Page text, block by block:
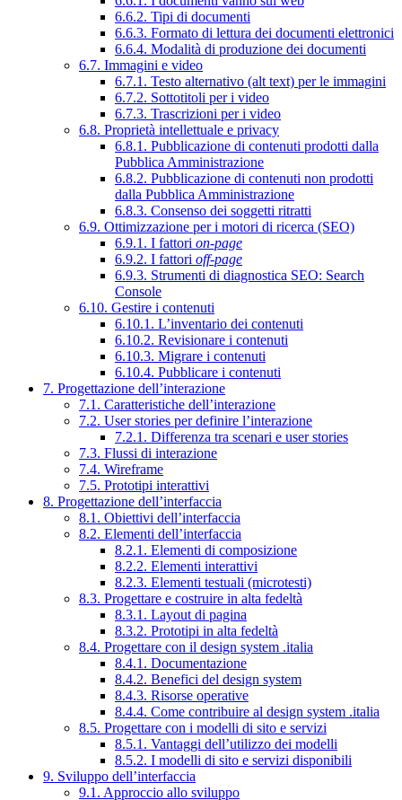
6.6.2. Tipi di documenti
6.6.3. Formato di lettura dei documenti elettronici
6.6.4. Modalità di produzione dei documenti
6.7. Immagini e video
6.7.1. Testo alternativo (alt text) per le immagini
6.7.2. Sottotitoli per i video
6.7.3. Trascrizioni per i video
6.8. Proprietà intellettuale e privacy
6.8.1. Pubblicazione di contenuti prodotti dalla
Pubblica Amministrazione
6.8.2. Pubblicazione di contenuti non prodotti
dalla Pubblica Amministrazione
6.8.3. Consenso dei soggetti ritratti
6.9. Ottimizzazione per i motori di ricerca (SEO)
6.9.1. I fattori on-page
6.9.2. I fattori off-page
6.9.3. Strumenti di diagnostica SEO: Search
Console
6.10. Gestire i contenuti
6.10.1. L’inventario dei contenuti
6.10.2. Revisionare i contenuti
6.10.3. Migrare i contenuti
6.10.4. Pubblicare i contenuti
7. Progettazione dell’interazione
7.1. Caratteristiche dell’interazione
7.2. User stories per definire l’interazione
7.2.1. Differenza tra scenari e user stories
7.3. Flussi di interazione
7.4. Wireframe
7.5. Prototipi interattivi
8. Progettazione dell’interfaccia
8.1. Obiettivi dell’interfaccia
8.2. Elementi dell’interfaccia
8.2.1. Elementi di composizione
8.2.2. Elementi interattivi
8.2.3. Elementi testuali (microtesti)
8.3. Progettare e costruire in alta fedeltà
8.3.1. Layout di pagina
8.3.2. Prototipi in alta fedeltà
8.4. Progettare con il design system .italia
8.4.1. Documentazione
8.4.2. Benefici del design system
8.4.3. Risorse operative
8.4.4. Come contribuire al design system .italia
8.5. Progettare con i modelli di sito e servizi
8.5.1. Vantaggi dell’utilizzo dei modelli
8.5.2. I modelli di sito e servizi disponibili
9. Sviluppo dell’interfaccia
9.1. Approccio allo sviluppo